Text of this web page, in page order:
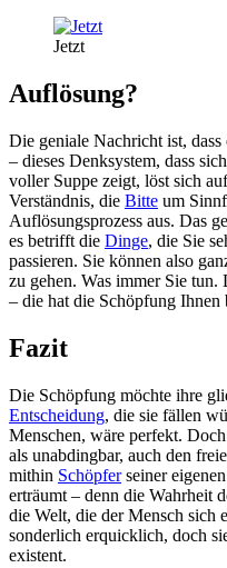
Jetzt
Auflösung?
Die geniale Nachricht ist, dass
– dieses Denksystem, dass
voller Suppe zeigt, löst sich
Verständnis, die Bitte um
Auflösungsprozess aus. Das
es betrifft die Dinge, die Sie
passieren. Sie können also
zu gehen. Was immer Sie
– die hat die Schöpfung Ihnen
Fazit
Die Schöpfung möchte ihre
Entscheidung, die sie fällen
Menschen, wäre perfekt.
als unabdingbar, auch den
mithin Schöpferseiner
erträumt – denn die Wahrheit
die Welt, die der Mensch sich
sonderlich erquicklich, doch
existent.